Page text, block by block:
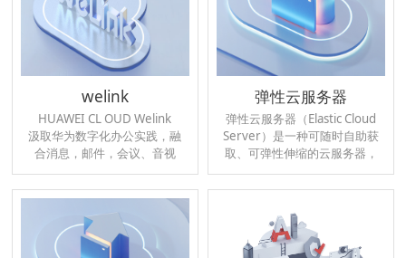
welink
HUAWEI CL OUD Welink
汲取华为数字化办公实践，融
合消息，邮件，会议、音视
频，小程序等服务，打造新一
代智能办公云服务平台。
弹性云服务器
弹性云服务器（Elastic Cloud
Server）是一种可随时自助获
取、可弹性伸缩的云服务器，
可帮助您打造可靠、安全、灵
活、高效的应用环境，确保服
率